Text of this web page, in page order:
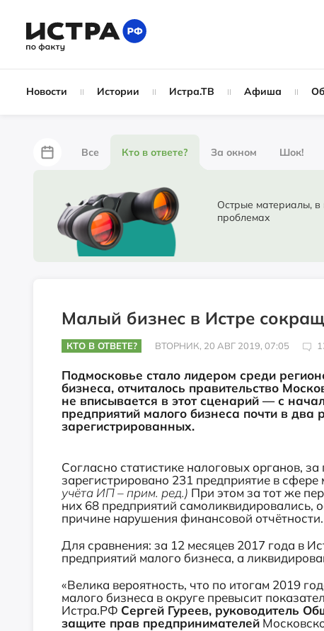
Новости Истории Истра.ТВ Афиша
Все Кто в ответе? За окном Шок!
Не по лжи!
Партнёрский материал Народные новости
Острые материалы, в
проблемах
Малый бизнес в Истре
КТО В ОТВЕТЕ? ВТОРНИК, 20 АВГ 2019, 07:05
Подмосковье стало лидером среди
бизнеса, отчиталось правительство
не вписывается в этот сценарий — с
предприятий малого бизнеса почти в два
зарегистрированных.
Согласно статистике налоговых органов,
зарегистрировано 231 предприятие в сфере
учёта ИП – прим. ред.) При этом за тот же
них 68 предприятий
причине нарушения финансовой отчётности.
Для сравнения: за 12 месяцев 2017 года в
предприятий малого бизнеса, а
«Велика вероятность, что по итогам 2019
малого бизнеса в округе превысит
Истра.РФ Сергей Гуреев, руководитель
защите прав предпринимателей